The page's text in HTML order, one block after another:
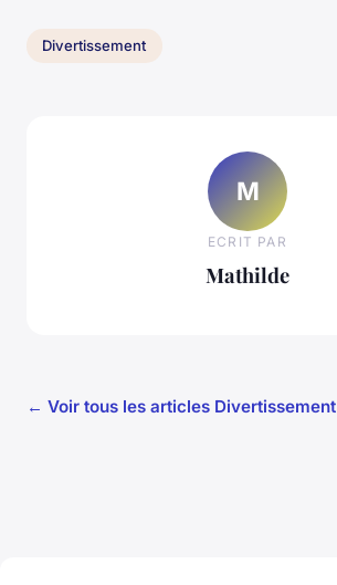
Divertissement
M
ECRIT PAR
Mathilde
← Voir tous les articles Divertissement